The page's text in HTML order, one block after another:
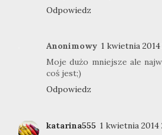
Odpowiedz
Anonimowy 1 kwietnia 2014
Moje dużo mniejsze ale
coś jest;)
Odpowiedz
katarina555 1 kwietnia 2014